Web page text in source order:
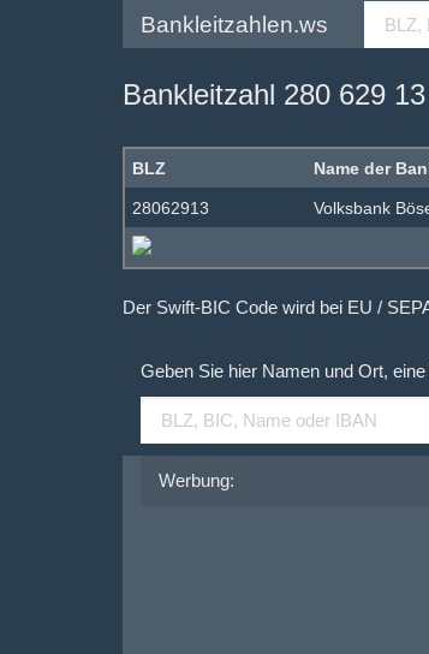
Bankleitzahlen.ws
Bankleitzahl 280 629 13
BLZ Name der
28062913 Volksbank
Der Swift-BIC Code wird bei EU /
Geben Sie hier Namen und Ort,
Werbung: